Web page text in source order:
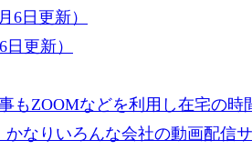
更新）
ZOOMなどを利用し在宅の時
なりいろんな会社の動画配信